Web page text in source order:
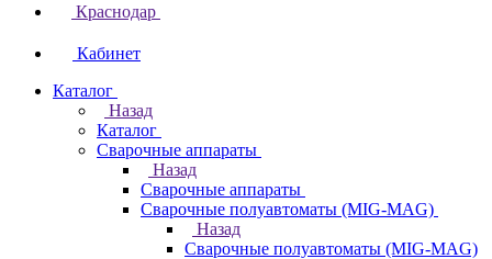
Краснодар
Кабинет
Каталог
Назад
Каталог
Сварочные аппараты
Назад
Сварочные аппараты
Сварочные полуавтоматы (MIG-MAG)
Назад
Сварочные полуавтоматы (MIG-MAG)